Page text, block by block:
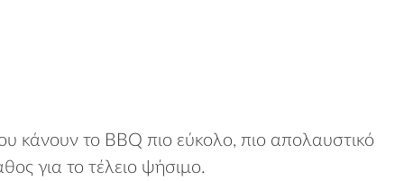
κάνουν το BBQ πιο εύκολο, πιο απολαυστικό
για το τέλειο ψήσιμο.